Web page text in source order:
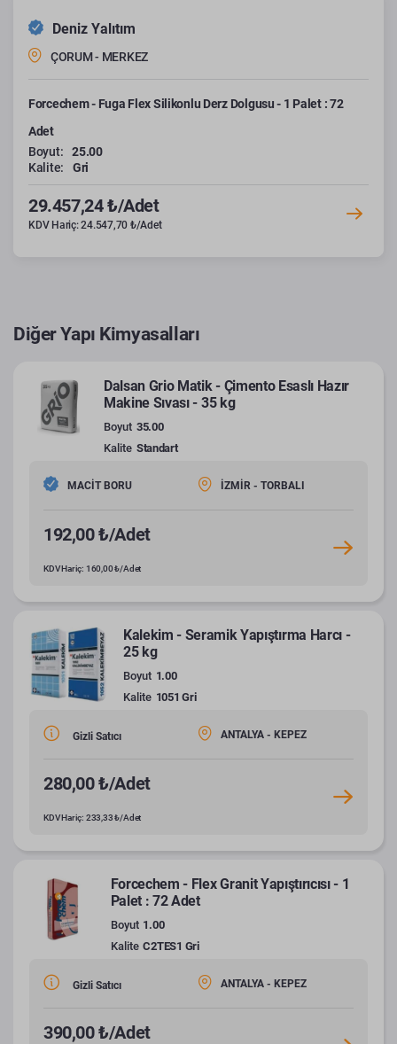
Deniz Yalıtım
ÇORUM - MERKEZ
Forcechem - Fuga Flex Silikonlu Derz Dolgusu - 1 Palet : 72
Adet
Boyut:
25.00
Kalite:
Gri
29.457,24 ₺/Adet
KDV Hariç: 24.547,70 ₺/Adet
Diğer Yapı Kimyasalları
Dalsan Grio Matik - Çimento Esaslı Hazır
Makine Sıvası - 35 kg
Boyut 35.00
Kalite Standart
MACİT BORU İZMİR - TORBALI
192,00 ₺/Adet
KDV Hariç: 160,00 ₺/Adet
Kalekim - Seramik Yapıştırma Harcı -
25 kg
Boyut 1.00
Kalite 1051 Gri
Gizli Satıcı ANTALYA - KEPEZ
280,00 ₺/Adet
KDV Hariç: 233,33 ₺/Adet
Forcechem - Flex Granit Yapıştırıcısı - 1
Palet : 72 Adet
Boyut 1.00
Kalite C2TES1 Gri
Gizli Satıcı ANTALYA - KEPEZ
390,00 ₺/Adet